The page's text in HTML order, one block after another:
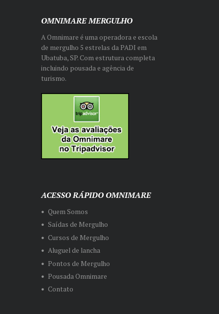
OMNIMARE MERGULHO
A Omnimare é uma operadora e escola
de mergulho 5 estrelas da PADI em
Ubatuba, SP. Com estrutura completa
incluindo pousada e agência de
turismo.
ACESSO RÁPIDO OMNIMARE
Quem Somos
Saídas de Mergulho
Cursos de Mergulho
Aluguel de lancha
Pontos de Mergulho
Pousada Omnimare
Contato